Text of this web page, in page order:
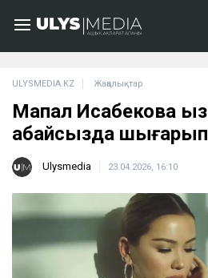
ULYSMEDIA.KZ Жаңалықтар
Мақпал Исабекова
абайсызда
Ulysmedia 23.04.2026, 16:10